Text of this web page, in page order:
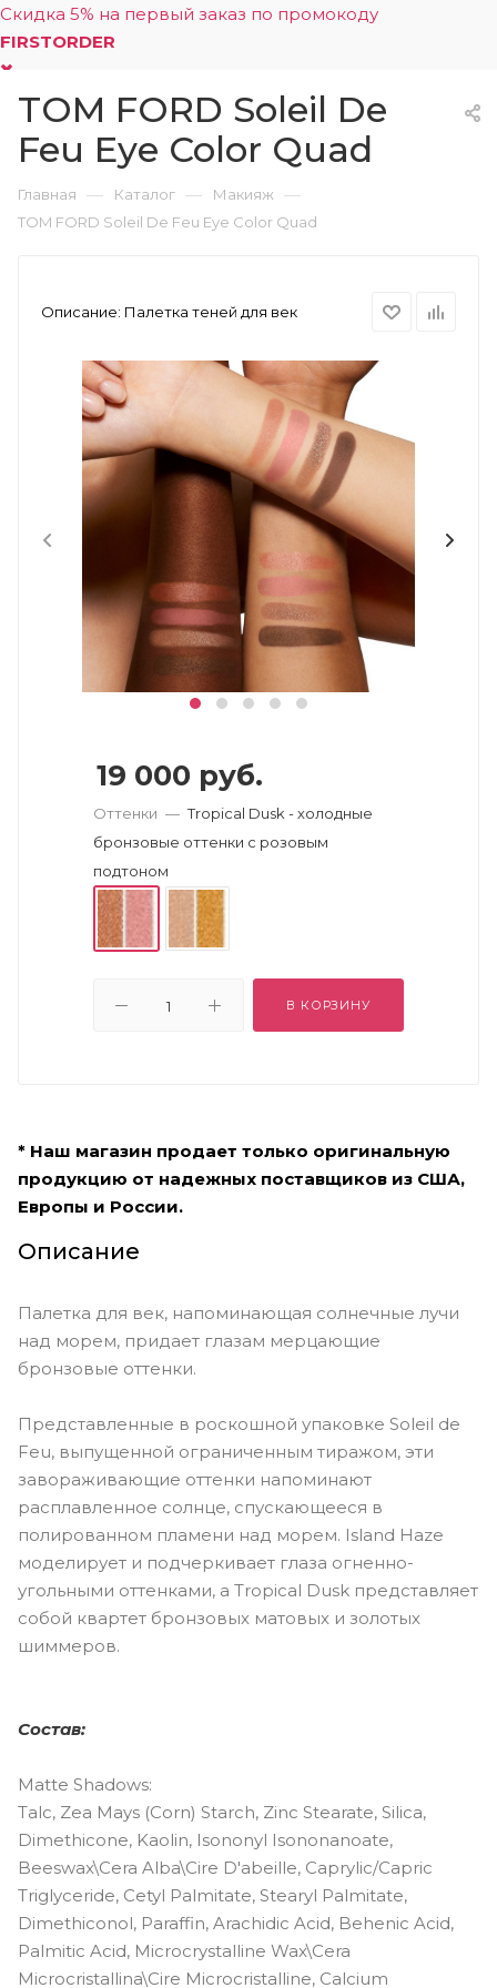
Скидка 5% на первый заказ по промокоду
FIRSTORDER
0
TOM FORD Soleil De
Feu Eye Color Quad
Главная — Каталог — Макияж —
TOM FORD Soleil De Feu Eye Color Quad
Описание: Палетка теней для век
19 000 руб.
Оттенки — Tropical Dusk - холодные
бронзовые оттенки с розовым
подтоном
В КОРЗИНУ
* Наш магазин продает только оригинальную
продукцию от надежных поставщиков из США,
Европы и России.
Описание
Палетка для век, напоминающая солнечные лучи
над морем, придает глазам мерцающие
бронзовые оттенки.
Представленные в роскошной упаковке Soleil de
Feu, выпущенной ограниченным тиражом, эти
завораживающие оттенки напоминают
расплавленное солнце, спускающееся в
полированном пламени над морем. Island Haze
моделирует и подчеркивает глаза огненно-
угольными оттенками, а Tropical Dusk представляет
собой квартет бронзовых матовых и золотых
шиммеров.
Состав:
Matte Shadows:
Talc, Zea Mays (Corn) Starch, Zinc Stearate, Silica,
Dimethicone, Kaolin, Isononyl Isononanoate,
Beeswax\Cera Alba\Cire D'abeille, Caprylic/Capric
Triglyceride, Cetyl Palmitate, Stearyl Palmitate,
Dimethiconol, Paraffin, Arachidic Acid, Behenic Acid,
Palmitic Acid, Microcrystalline Wax\Cera
Microcristallina\Cire Microcristalline, Calcium